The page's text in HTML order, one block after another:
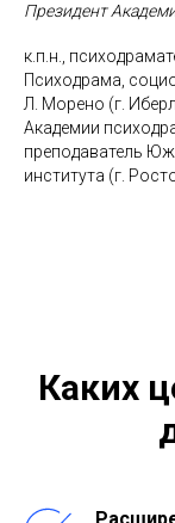
Президент
к.п.н.,
Психодрама,
Л. Морено (г.
Академии
преподаватель
института (г.
Каких